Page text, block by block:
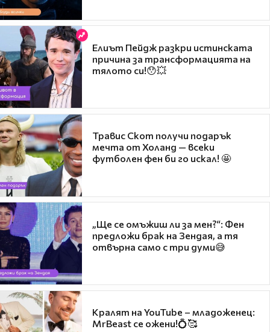
Елиът Пейдж разкри истинската
причина за трансформацията на
тялото си!😯💥
Травис Скот получи подарък
мечта от Холанд — всеки
футболен фен би го искал! 🤩
„Ще се омъжиш ли за мен?“: Фен
предложи брак на Зендая, а тя
отвърна само с три думи😅
Кралят на YouTube – младоженец:
MrBeast се ожени!💍🥰